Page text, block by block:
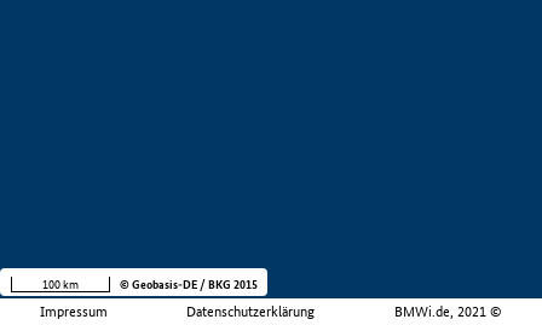
Impressum Datenschutzerklärung BMWi.de, 2021 ©
100 km © Geobasis-DE / BKG 2015